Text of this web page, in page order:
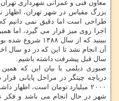
معاون فنی و عمرانی شهرداری تهران
بزرگ مقیاس در شهر تهران، اظهار
طراحی است اما دقیق نمی دانیم
اجرا روی میز قرار می گیرد، اما
ببینید كه از سال
آن انجام نشد تا این كه در دو سال
سال قبل پیشرفت داشته باشیم.
صبوری دیلمی با بیان این كه
دریاچه چیتگر در مراحل پایانی قرار
۲۰۰۰ میلیارد تومان است،
شهر در حال انجام می باشد و فكر